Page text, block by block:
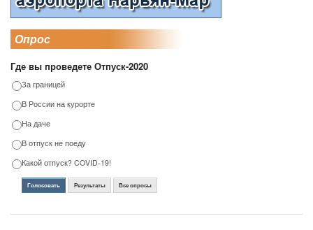
Опрос
Где вы проведете Отпуск-2020
За границей
В России на курорте
На даче
В отпуск не поеду
Какой отпуск? COVID-19!
Голосовать Результаты Все опросы